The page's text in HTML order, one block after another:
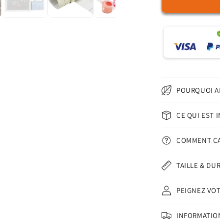
Phare
Peinture
par
POURQUOI
CE QUI EST
COMMENT
TAILLE &
PEIGNEZ